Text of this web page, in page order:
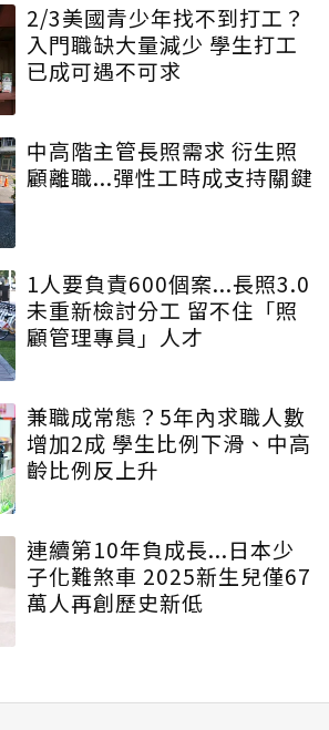
2/3美國青少年找不到打工？
入門職缺大量減少 學生打工
已成可遇不可求
中高階主管長照需求 衍生照
顧離職...彈性工時成支持關鍵
1人要負責600個案...長照3.0
未重新檢討分工 留不住「照
顧管理專員」人才
兼職成常態？5年內求職人數
增加2成 學生比例下滑、中高
齡比例反上升
連續第10年負成長...日本少
子化難煞車 2025新生兒僅67
萬人再創歷史新低